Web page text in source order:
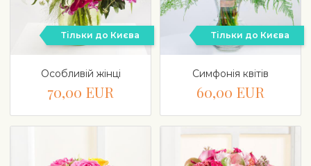
Тільки до Києва
Особливій жінці
70,00 EUR
Тільки до Києва
Симфонія квітів
60,00 EUR